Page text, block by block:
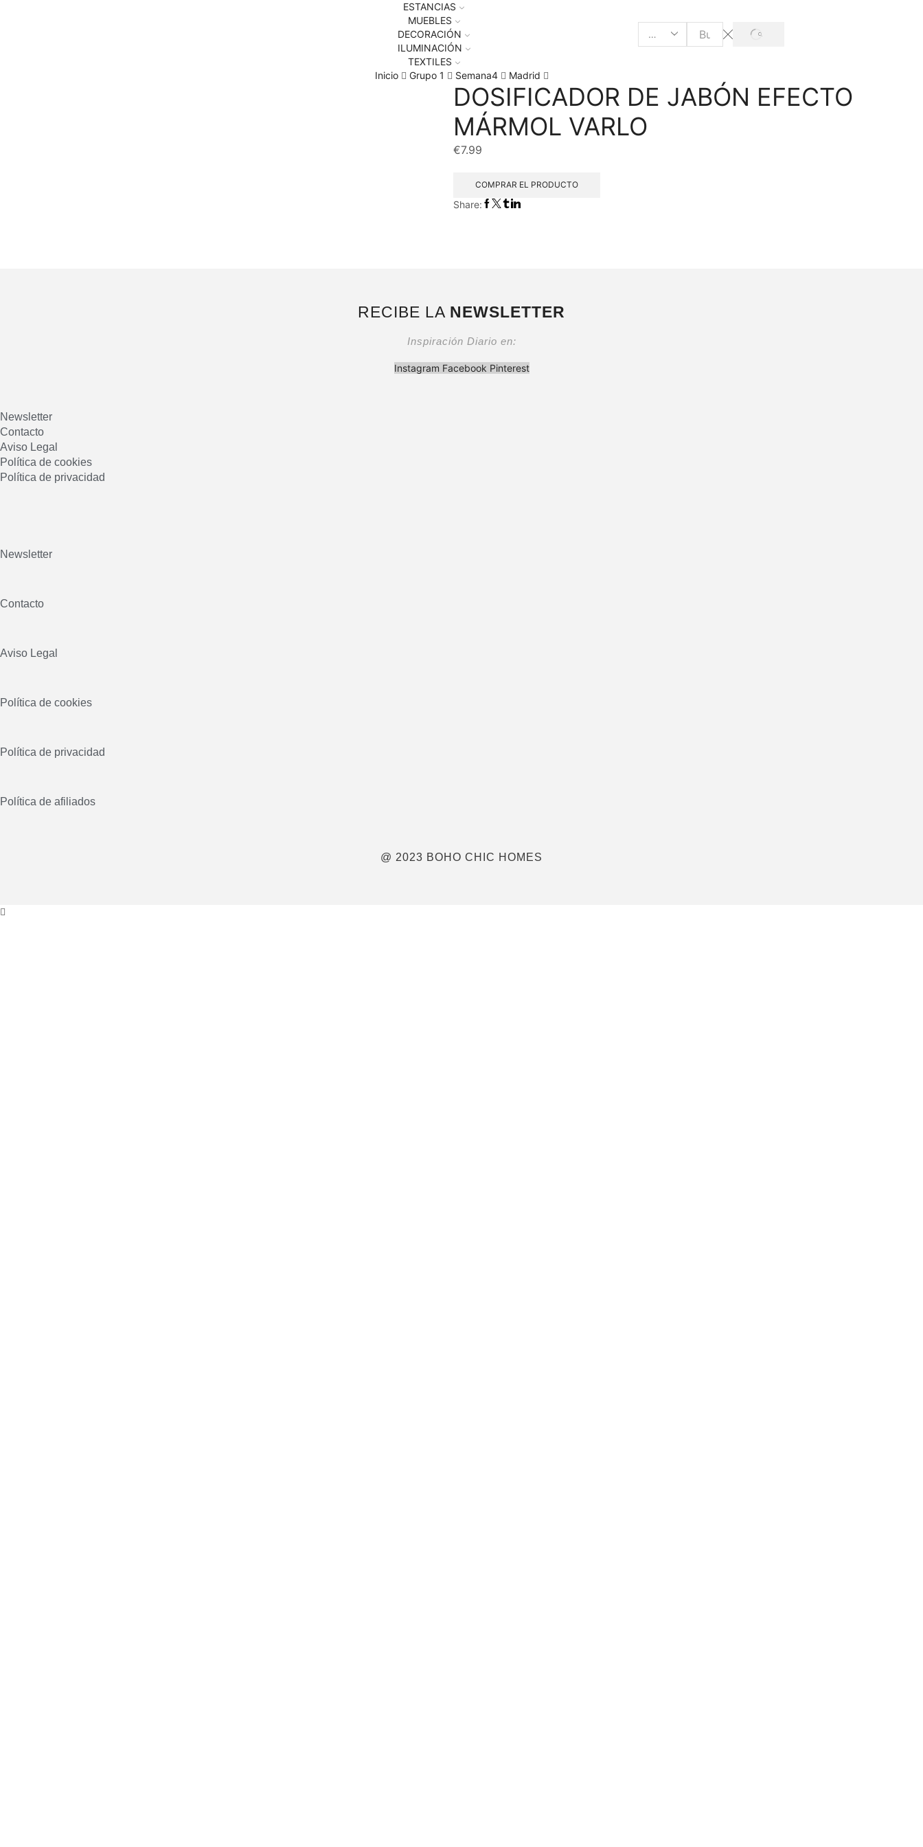
ESTANCIAS
MUEBLES
DECORACIÓN
ILUMINACIÓN
TEXTILES
Search
SEARCH
Inicio Grupo 1 Semana4 Madrid
DOSIFICADOR DE JABÓN EFECTO
MÁRMOL VARLO
€7.99
COMPRAR EL PRODUCTO
Share:
RECIBE LA NEWSLETTER
Inspiración Diario en:
Instagram Facebook Pinterest
Newsletter
Contacto
Aviso Legal
Política de cookies
Política de privacidad
Newsletter
Contacto
Aviso Legal
Política de cookies
Política de privacidad
Política de afiliados
@ 2023 BOHO CHIC HOMES